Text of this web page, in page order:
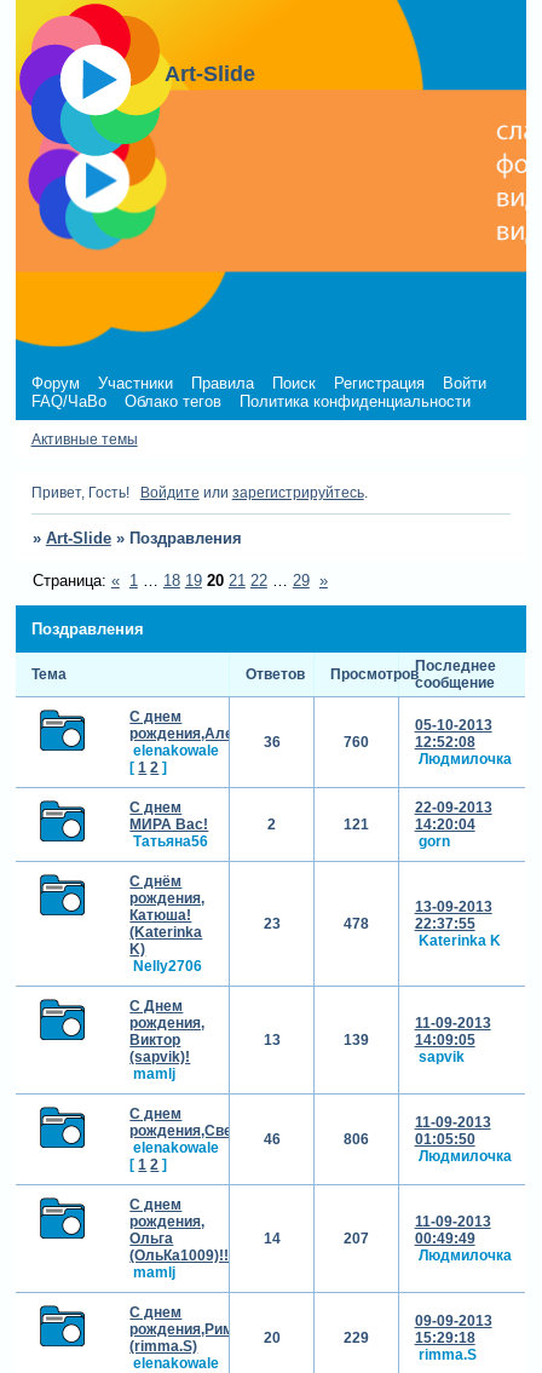
Art-Slide
Форум Участники Правила Поиск Регистрация
Войти
FAQ/ЧаВо
Облако тегов Политика конфиденциальности
Активные темы
Привет, Гость! Войдите или зарегистрируйтесь.
» Art-Slide » Поздравления
Поздравления
Страница: « 1 … 18 19 20 21 22 … 29 »
Тема Ответов ПросмотровПоследнее
сообщение
С днем
рождения,Алена(aleno4ka)!
elenakowale
[ 1 2 ]
36 760
05-10-2013
12:52:08
Людмилочка
С днем
МИРА Вас!
Татьяна56
2 121
22-09-2013
14:20:04
gorn
С днём
рождения,
Катюша!
(Katerinka
K)
Nelly2706
23 478
13-09-2013
22:37:55
Katerinka K
С Днем
рождения,
Виктор
(sapvik)!
mamlj
13 139
11-09-2013
14:09:05
sapvik
С днем
рождения,Светлана(Пандора)!
elenakowale
[ 1 2 ]
46 806
11-09-2013
01:05:50
Людмилочка
С днем
рождения,
Ольга
(ОльКа1009)!!!
mamlj
14 207
11-09-2013
00:49:49
Людмилочка
С днем
рождения,Римма!
(rimma.S)
elenakowale
20 229
09-09-2013
15:29:18
rimma.S